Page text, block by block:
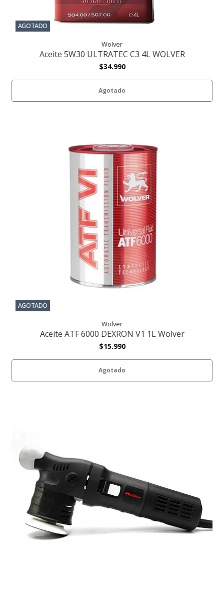
AGOTADO
Wolver
Aceite 5W30 ULTRATEC C3 4L WOLVER
$34.990
Agotado
AGOTADO
Wolver
Aceite ATF 6000 DEXRON V1 1L Wolver
$15.990
Agotado